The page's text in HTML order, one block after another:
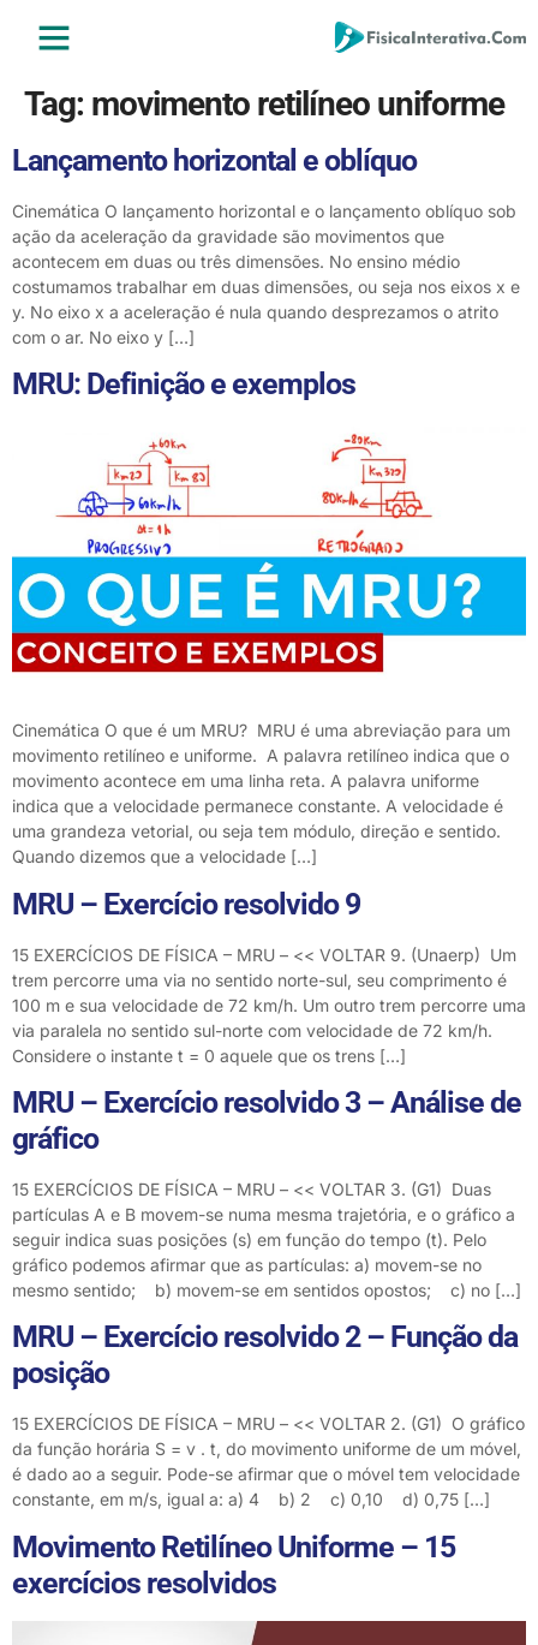
Tag: movimento retilíneo uniforme
Lançamento horizontal e oblíquo
Cinemática O lançamento horizontal e o lançamento oblíquo sob
ação da aceleração da gravidade são movimentos que
acontecem em duas ou três dimensões. No ensino médio
costumamos trabalhar em duas dimensões, ou seja nos eixos x e
y. No eixo x a aceleração é nula quando desprezamos o atrito
com o ar. No eixo y […]
MRU: Definição e exemplos
Cinemática O que é um MRU? MRU é uma abreviação para um
movimento retilíneo e uniforme. A palavra retilíneo indica que o
movimento acontece em uma linha reta. A palavra uniforme
indica que a velocidade permanece constante. A velocidade é
uma grandeza vetorial, ou seja tem módulo, direção e sentido.
Quando dizemos que a velocidade […]
MRU – Exercício resolvido 9
15 EXERCÍCIOS DE FÍSICA – MRU – << VOLTAR 9. (Unaerp) Um
trem percorre uma via no sentido norte-sul, seu comprimento é
100 m e sua velocidade de 72 km/h. Um outro trem percorre uma
via paralela no sentido sul-norte com velocidade de 72 km/h.
Considere o instante t = 0 aquele que os trens […]
MRU – Exercício resolvido 3 – Análise de
gráfico
15 EXERCÍCIOS DE FÍSICA – MRU – << VOLTAR 3. (G1) Duas
partículas A e B movem-se numa mesma trajetória, e o gráfico a
seguir indica suas posições (s) em função do tempo (t). Pelo
gráfico podemos afirmar que as partículas: a) movem-se no
mesmo sentido; b) movem-se em sentidos opostos; c) no […]
MRU – Exercício resolvido 2 – Função da
posição
15 EXERCÍCIOS DE FÍSICA – MRU – << VOLTAR 2. (G1) O gráfico
da função horária S = v . t, do movimento uniforme de um móvel,
é dado ao a seguir. Pode-se afirmar que o móvel tem velocidade
constante, em m/s, igual a: a) 4 b) 2 c) 0,10 d) 0,75 […]
Movimento Retilíneo Uniforme – 15
exercícios resolvidos